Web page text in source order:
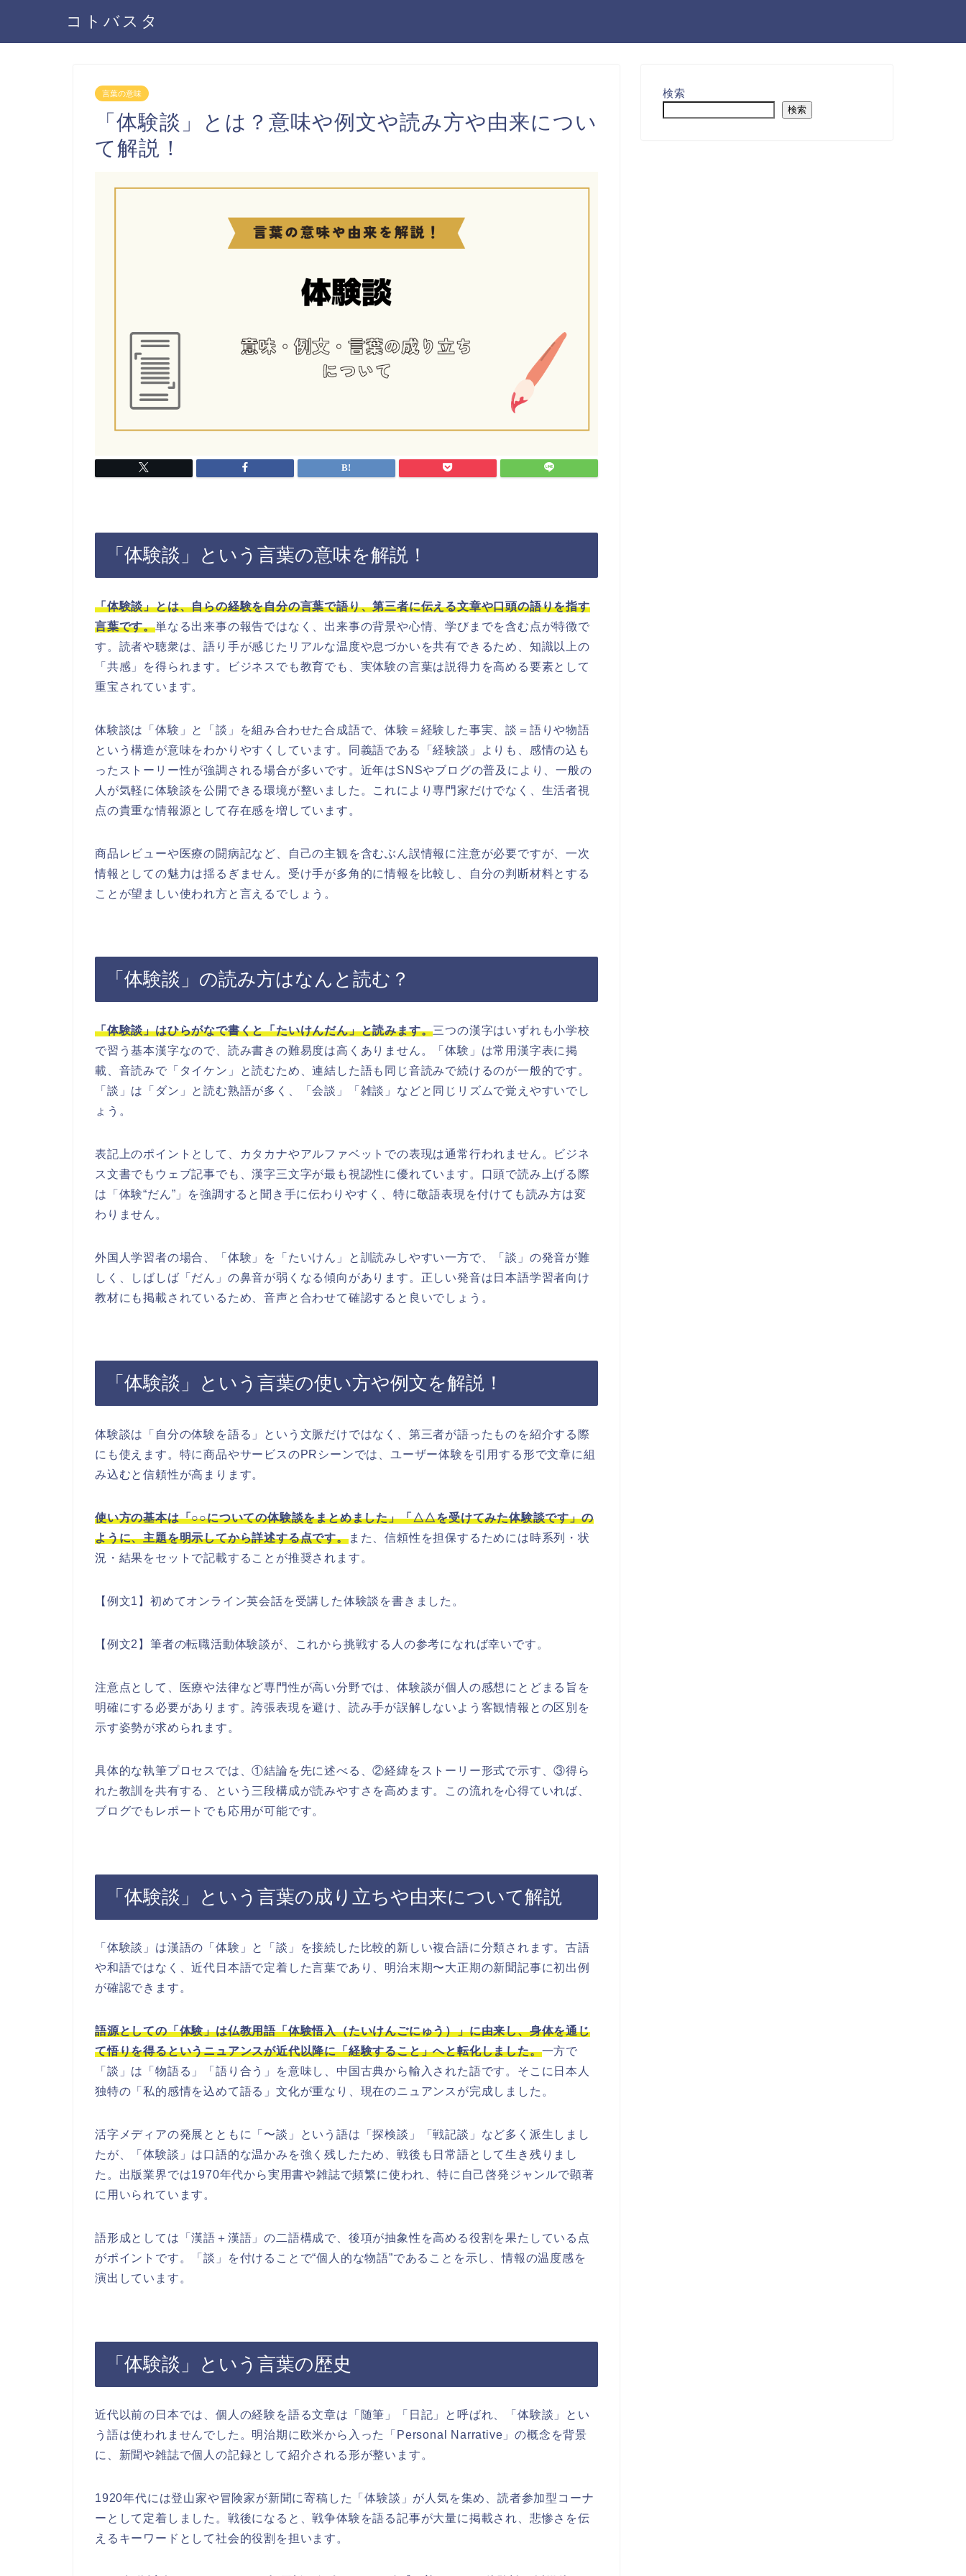
コトバスタ
言葉の意味
「体験談」とは？意味や例文や読み方や由来につい
て解説！
「体験談」という言葉の意味を解説！
「体験談」とは、自らの経験を自分の言葉で語り、第三者に伝える文章や口頭の語りを指す
言葉です。単なる出来事の報告ではなく、出来事の背景や心情、学びまでを含む点が特徴で
す。読者や聴衆は、語り手が感じたリアルな温度や息づかいを共有できるため、知識以上の
「共感」を得られます。ビジネスでも教育でも、実体験の言葉は説得力を高める要素として
重宝されています。
体験談は「体験」と「談」を組み合わせた合成語で、体験＝経験した事実、談＝語りや物語
という構造が意味をわかりやすくしています。同義語である「経験談」よりも、感情の込も
ったストーリー性が強調される場合が多いです。近年はSNSやブログの普及により、一般の
人が気軽に体験談を公開できる環境が整いました。これにより専門家だけでなく、生活者視
点の貴重な情報源として存在感を増しています。
商品レビューや医療の闘病記など、自己の主観を含むぶん誤情報に注意が必要ですが、一次
情報としての魅力は揺るぎません。受け手が多角的に情報を比較し、自分の判断材料とする
ことが望ましい使われ方と言えるでしょう。
「体験談」の読み方はなんと読む？
「体験談」はひらがなで書くと「たいけんだん」と読みます。三つの漢字はいずれも小学校
で習う基本漢字なので、読み書きの難易度は高くありません。「体験」は常用漢字表に掲
載、音読みで「タイケン」と読むため、連結した語も同じ音読みで続けるのが一般的です。
「談」は「ダン」と読む熟語が多く、「会談」「雑談」などと同じリズムで覚えやすいでし
ょう。
表記上のポイントとして、カタカナやアルファベットでの表現は通常行われません。ビジネ
ス文書でもウェブ記事でも、漢字三文字が最も視認性に優れています。口頭で読み上げる際
は「体験“だん”」を強調すると聞き手に伝わりやすく、特に敬語表現を付けても読み方は変
わりません。
外国人学習者の場合、「体験」を「たいけん」と訓読みしやすい一方で、「談」の発音が難
しく、しばしば「だん」の鼻音が弱くなる傾向があります。正しい発音は日本語学習者向け
教材にも掲載されているため、音声と合わせて確認すると良いでしょう。
「体験談」という言葉の使い方や例文を解説！
体験談は「自分の体験を語る」という文脈だけではなく、第三者が語ったものを紹介する際
にも使えます。特に商品やサービスのPRシーンでは、ユーザー体験を引用する形で文章に組
み込むと信頼性が高まります。
使い方の基本は「○○についての体験談をまとめました」「△△を受けてみた体験談です」の
ように、主題を明示してから詳述する点です。また、信頼性を担保するためには時系列・状
況・結果をセットで記載することが推奨されます。
【例文1】初めてオンライン英会話を受講した体験談を書きました。
【例文2】筆者の転職活動体験談が、これから挑戦する人の参考になれば幸いです。
注意点として、医療や法律など専門性が高い分野では、体験談が個人の感想にとどまる旨を
明確にする必要があります。誇張表現を避け、読み手が誤解しないよう客観情報との区別を
示す姿勢が求められます。
具体的な執筆プロセスでは、①結論を先に述べる、②経緯をストーリー形式で示す、③得ら
れた教訓を共有する、という三段構成が読みやすさを高めます。この流れを心得ていれば、
ブログでもレポートでも応用が可能です。
「体験談」という言葉の成り立ちや由来について解説
「体験談」は漢語の「体験」と「談」を接続した比較的新しい複合語に分類されます。古語
や和語ではなく、近代日本語で定着した言葉であり、明治末期〜大正期の新聞記事に初出例
が確認できます。
語源としての「体験」は仏教用語「体験悟入（たいけんごにゅう）」に由来し、身体を通じ
て悟りを得るというニュアンスが近代以降に「経験すること」へと転化しました。一方で
「談」は「物語る」「語り合う」を意味し、中国古典から輸入された語です。そこに日本人
独特の「私的感情を込めて語る」文化が重なり、現在のニュアンスが完成しました。
活字メディアの発展とともに「〜談」という語は「探検談」「戦記談」など多く派生しまし
たが、「体験談」は口語的な温かみを強く残したため、戦後も日常語として生き残りまし
た。出版業界では1970年代から実用書や雑誌で頻繁に使われ、特に自己啓発ジャンルで顕著
に用いられています。
語形成としては「漢語＋漢語」の二語構成で、後項が抽象性を高める役割を果たしている点
がポイントです。「談」を付けることで“個人的な物語”であることを示し、情報の温度感を
演出しています。
「体験談」という言葉の歴史
近代以前の日本では、個人の経験を語る文章は「随筆」「日記」と呼ばれ、「体験談」とい
う語は使われませんでした。明治期に欧米から入った「Personal Narrative」の概念を背景
に、新聞や雑誌で個人の記録として紹介される形が整います。
1920年代には登山家や冒険家が新聞に寄稿した「体験談」が人気を集め、読者参加型コーナ
ーとして定着しました。戦後になると、戦争体験を語る記事が大量に掲載され、悲惨さを伝
えるキーワードとして社会的役割を担います。
検索
検索